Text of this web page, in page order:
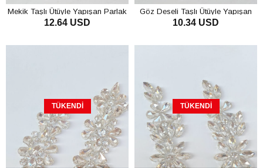
Mekik Taşlı Ütüyle Yapışan Parlak
Taşlı Aplik
12.64 USD
Göz Deseli Taşlı Ütüyle Yapışan
Parlak Taşlı Aplik
10.34 USD
TÜKENDI TÜKENDI